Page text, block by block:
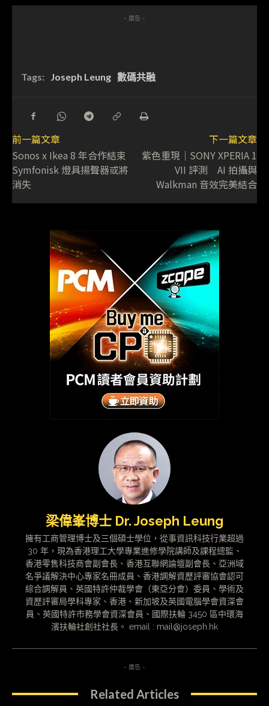
- 廣告 -
Tags: Joseph Leung 數碼共融
前一篇文章
Sonos x Ikea 8 年合作結束
Symfonisk 燈具揚聲器或將
消失
下一篇文章
紫色重現｜SONY XPERIA 1
VII 評測 AI 拍攝與
Walkman 音效完美結合
梁偉峯博士 Dr. Joseph Leung
擁有工商管理博士及三個碩士學位，從事資訊科技行業超過
30 年，現為香港理工大學專業進修學院講師及課程總監、
香港零售科技商會副會長、香港互聯網論壇副會長、亞洲域
名爭議解決中心專家名冊成員、香港調解資歷評審協會認可
綜合調解員、英國特許仲裁學會（東亞分會）委員、學術及
資歷評審局學科專家、香港、新加坡及英國電腦學會資深會
員、英國特許市務學會資深會員、國際扶輪 3450 區中環海
濱扶輪社創社社長。 email : mail@joseph.hk
- 廣告 -
Related Articles